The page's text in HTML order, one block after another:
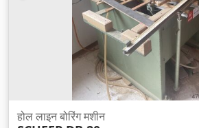
होल लाइन बोरिंग मशीन